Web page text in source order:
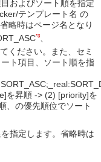
およびソート順を指定
テンプレート名 の
略時はページ名となり
*3
ください。また、セミ
ト項目、ソート順を指
を昇順 -> (2) [priority]を
、の優先順位でソート
指定します。省略時は